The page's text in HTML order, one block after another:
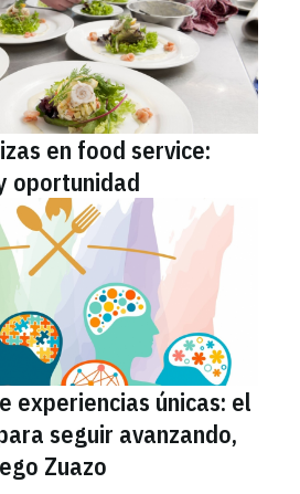
en food service:
oportunidad
experiencias únicas: el
seguir avanzando,
Zuazo